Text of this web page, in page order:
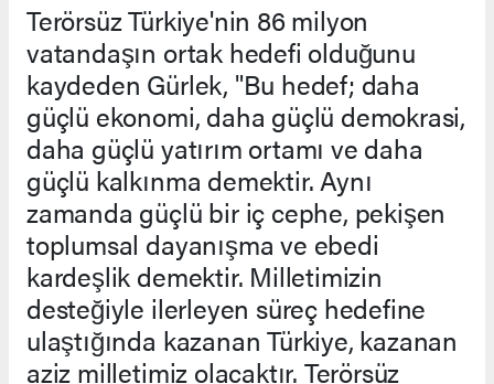
Terörsüz Türkiye'nin 86 milyon
vatandaşın ortak hedefi olduğunu
kaydeden Gürlek, "Bu hedef; daha
güçlü ekonomi, daha güçlü demokrasi,
daha güçlü yatırım ortamı ve daha
güçlü kalkınma demektir. Aynı
zamanda güçlü bir iç cephe, pekişen
toplumsal dayanışma ve ebedi
kardeşlik demektir. Milletimizin
desteğiyle ilerleyen süreç hedefine
ulaştığında kazanan Türkiye, kazanan
aziz milletimiz olacaktır. Terörsüz